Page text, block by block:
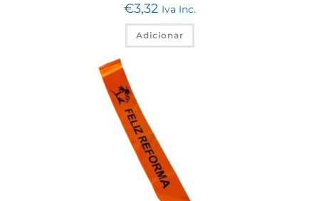
€3,32 Iva Inc.
Adicionar